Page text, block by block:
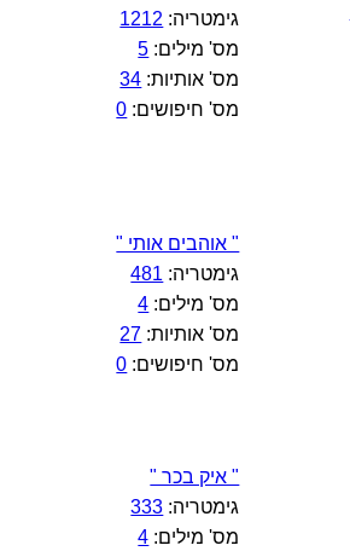
גימטריה: 1212
מס' מילים: 5
מס' אותיות: 34
מס' חיפושים: 0
" אוהבים אותי "
גימטריה: 481
מס' מילים: 4
מס' אותיות: 27
מס' חיפושים: 0
" איק בכר "
גימטריה: 333
מס' מילים: 4